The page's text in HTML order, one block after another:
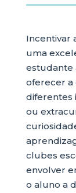
Incentivar
uma
estudante
oferecer a
diferentes
ou
clubes
envolver
o aluno a